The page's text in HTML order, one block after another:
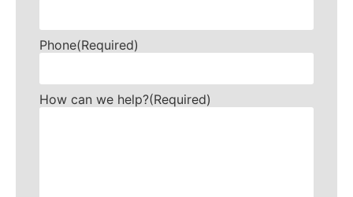
Phone(Required)
How can we help?(Required)